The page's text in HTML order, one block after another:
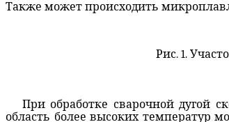
Также может происходить
Рис. 1.
При обработке сварочной дугой
область более высоких температур